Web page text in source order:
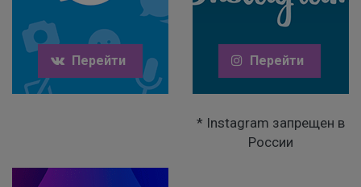
Перейти Перейти
* Instagram запрещен в
России